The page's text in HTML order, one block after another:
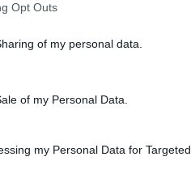
Opt Outs
of my personal data.
of my Personal Data.
my Personal Data for Targeted